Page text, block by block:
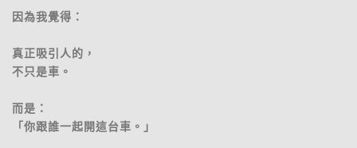
因為我覺得：
真正吸引人的，
不只是車。
而是：
「你跟誰一起開這台車。」